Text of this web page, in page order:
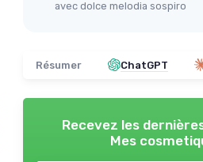
avec dolce melodia sospiro
Résumer ChatGPT
Recevez les
Mes